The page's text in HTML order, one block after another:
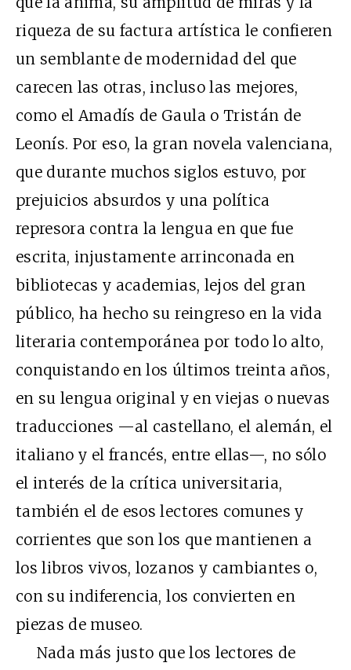
riqueza de su factura artística le confieren
un semblante de modernidad del que
carecen las otras, incluso las mejores,
como el Amadís de Gaula o Tristán de
Leonís. Por eso, la gran novela valenciana,
que durante muchos siglos estuvo, por
prejuicios absurdos y una política
represora contra la lengua en que fue
escrita, injustamente arrinconada en
bibliotecas y academias, lejos del gran
público, ha hecho su reingreso en la vida
literaria contemporánea por todo lo alto,
conquistando en los últimos treinta años,
en su lengua original y en viejas o nuevas
traducciones —al castellano, el alemán, el
italiano y el francés, entre ellas—, no sólo
el interés de la crítica universitaria,
también el de esos lectores comunes y
corrientes que son los que mantienen a
los libros vivos, lozanos y cambiantes o,
con su indiferencia, los convierten en
piezas de museo.
Nada más justo que los lectores de